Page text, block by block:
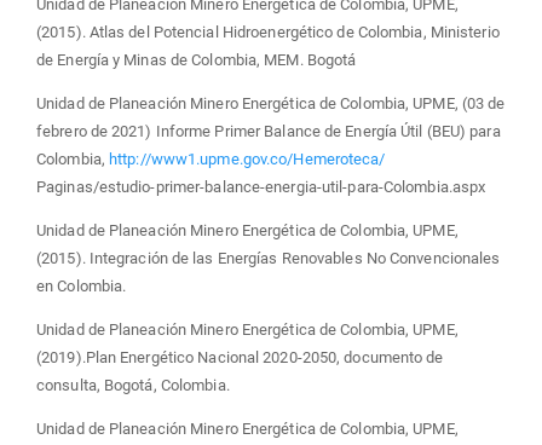
Unidad de Planeación Minero Energética de Colombia, UPME,
(2015). Atlas del Potencial Hidroenergético de Colombia, Ministerio
de Energía y Minas de Colombia, MEM. Bogotá
Unidad de Planeación Minero Energética de Colombia, UPME, (03 de
febrero de 2021) Informe Primer Balance de Energía Útil (BEU) para
Colombia, http://www1.upme.gov.co/Hemeroteca/
Paginas/estudio-primer-balance-energia-util-para-Colombia.aspx
Unidad de Planeación Minero Energética de Colombia, UPME,
(2015). Integración de las Energías Renovables No Convencionales
en Colombia.
Unidad de Planeación Minero Energética de Colombia, UPME,
(2019).Plan Energético Nacional 2020-2050, documento de
consulta, Bogotá, Colombia.
Unidad de Planeación Minero Energética de Colombia, UPME,